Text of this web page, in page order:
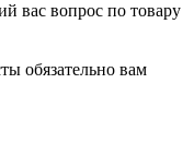
вас вопрос по товару
обязательно вам